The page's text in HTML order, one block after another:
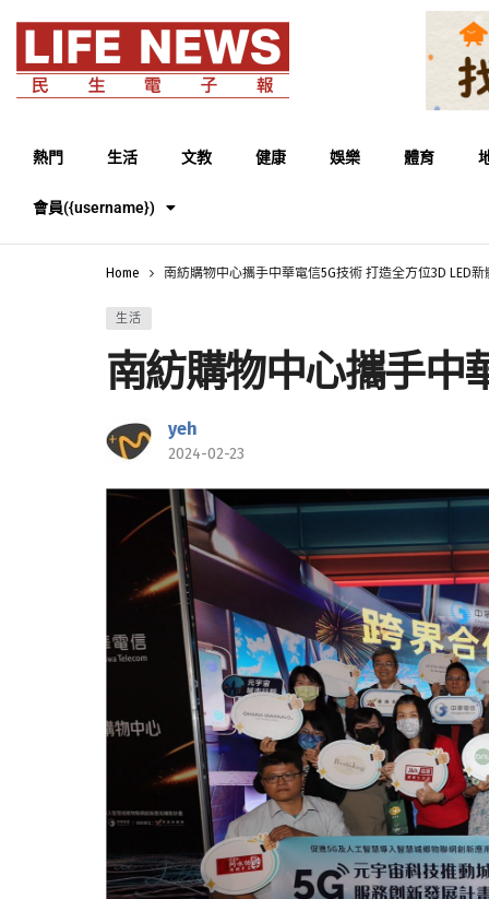
熱門 生活 文教 健康 娛樂 體育
會員({username})
Home 南紡購物中心攜手中華電信5G技術 打造全方位3D LED新
生活
南紡購物中心攜手中
yeh
2024-02-23